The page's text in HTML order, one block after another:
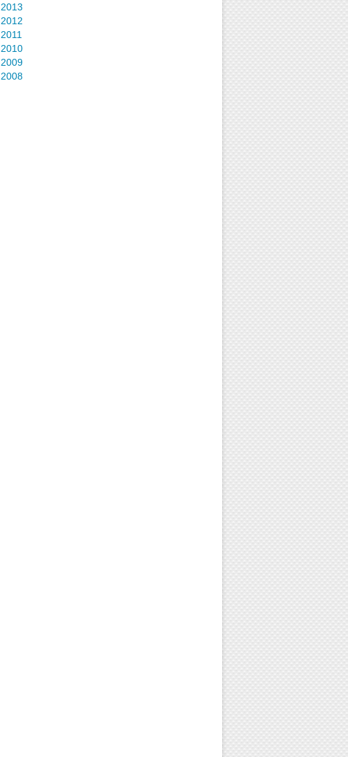
2013
2012
2011
2010
2009
2008